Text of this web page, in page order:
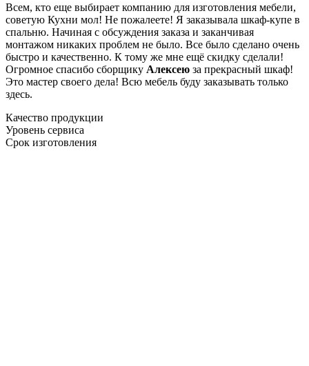
Всем, кто еще выбирает компанию для изготовления мебели,
советую Кухни мол! Не пожалеете! Я заказывала шкаф-купе в
спальню. Начиная с обсуждения заказа и заканчивая
монтажом никаких проблем не было. Все было сделано очень
быстро и качественно. К тому же мне ещё скидку сделали!
Огромное спасибо сборщику Алексею за прекрасный шкаф!
Это мастер своего дела! Всю мебель буду заказывать только
здесь.
Качество продукции
Уровень сервиса
Срок изготовления